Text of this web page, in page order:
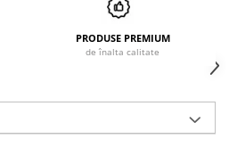
PRODUSE PREMIUM
de înalta calitate